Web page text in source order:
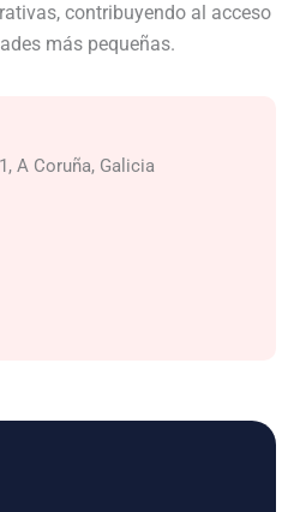
contribuyendo al acceso
más pequeñas.
A Coruña, Galicia